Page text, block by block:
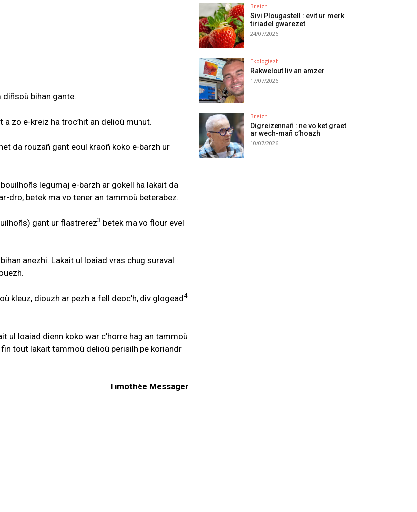
bihan gante.
a zo e-kreiz ha troc’hit an delioù munut.
da rouzañ gant eoul kraoñ koko e-barzh ur
legumaj e-barzh ar gokell ha lakait da
dro, betek ma vo tener an tammoù beterabez.
gant ur flastrerez3 betek ma vo flour evel
anezhi. Lakait ul loaiad vras chug suraval
kleuz, diouzh ar pezh a fell deoc’h, div glogead4
ul loaiad dienn koko war c’horre hag an tammoù
tout lakait tammoù delioù perisilh pe koriandr
Timothée Messager
Breizh
Sivi Plougastell : evit ur merk
tiriadel gwarezet
24/07/2026
Ekologiezh
Rakwelout liv an amzer
17/07/2026
Breizh
Digreizennañ : ne vo ket graet
ar wech-mañ c’hoazh
10/07/2026